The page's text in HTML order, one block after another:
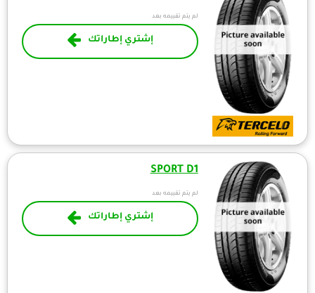
لم يتم تقييمه بعد
إشتري إطاراتك
SPORT D1
لم يتم تقييمه بعد
إشتري إطاراتك